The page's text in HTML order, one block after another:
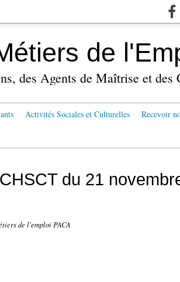
de
des Agents de Maîtrise et des
Activités Sociales et Culturelles Recevoir
du 21
de l'emploi PACA